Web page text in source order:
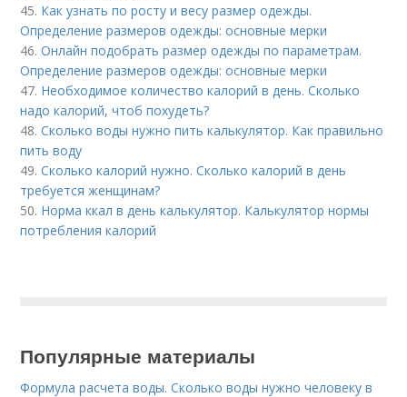
45. Как узнать по росту и весу размер одежды.
Определение размеров одежды: основные мерки
46.Онлайн подобрать размер одежды по параметрам.
Определение размеров одежды: основные мерки
47. Необходимое количество калорий в день. Сколько
надо калорий, чтоб похудеть?
48.Сколько воды нужно пить калькулятор. Как правильно
пить воду
49.Сколько калорий нужно. Сколько калорий в день
требуется женщинам?
50. Норма ккал в день калькулятор. Калькулятор нормы
потребления калорий
Популярные материалы
Формула расчета воды. Сколько воды нужно человеку в